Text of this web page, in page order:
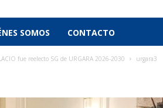
SOMOS CONTACTO
fue reelecto SG de URGARA 2026-2030 urgara3